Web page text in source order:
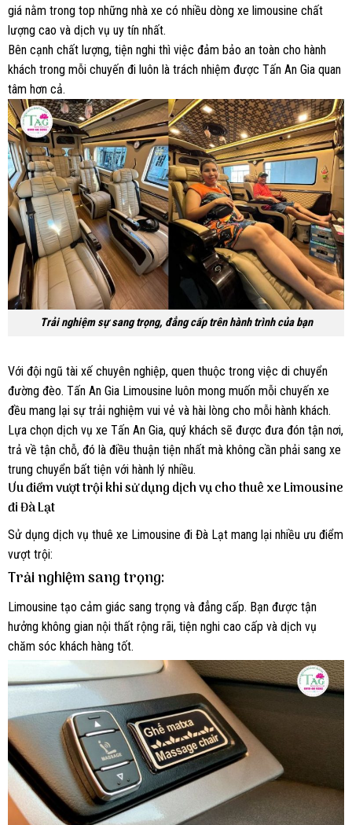
giá nằm trong top những nhà xe có nhiều dòng xe limousine chất
lượng cao và dịch vụ uy tín nhất.
Bên cạnh chất lượng, tiện nghi thì việc đảm bảo an toàn cho hành
khách trong mỗi chuyến đi luôn là trách nhiệm được Tấn An Gia quan
tâm hơn cả.
Trải nghiệm sự sang trọng, đẳng cấp trên hành trình của bạn
Với đội ngũ tài xế chuyên nghiệp, quen thuộc trong việc di chuyển
đường đèo. Tấn An Gia Limousine luôn mong muốn mỗi chuyến xe
đều mang lại sự trải nghiệm vui vẻ và hài lòng cho mỗi hành khách.
Lựa chọn dịch vụ xe Tấn An Gia, quý khách sẽ được đưa đón tận nơi,
trả về tận chỗ, đó là điều thuận tiện nhất mà không cần phải sang xe
trung chuyển bất tiện với hành lý nhiều.
Ưu điểm vượt trội khi sử dụng dịch vụ cho thuê xe Limousine
đi Đà Lạt
Sử dụng dịch vụ thuê xe Limousine đi Đà Lạt mang lại nhiều ưu điểm
vượt trội:
Trải nghiệm sang trọng:
Limousine tạo cảm giác sang trọng và đẳng cấp. Bạn được tận
hưởng không gian nội thất rộng rãi, tiện nghi cao cấp và dịch vụ
chăm sóc khách hàng tốt.